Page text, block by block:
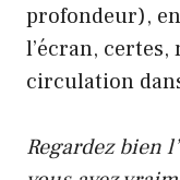
profondeur),
l’écran, certes,
circulation
Regardez bien